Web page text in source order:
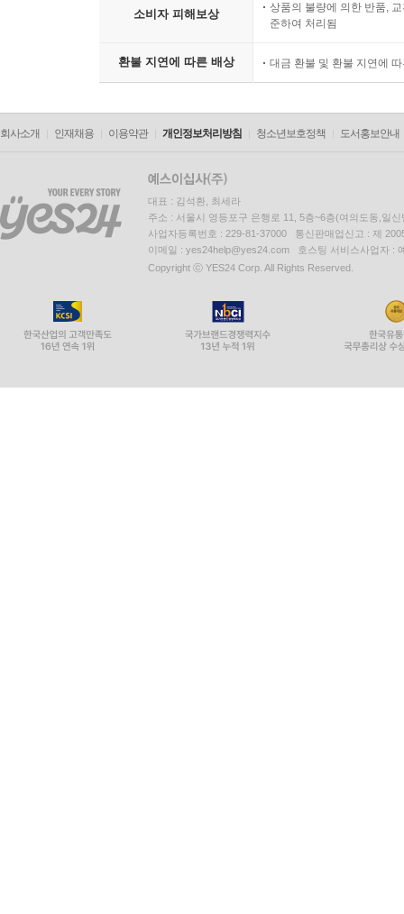
소비자 피해보상
상품의 불량에 의한 반품,
준하여 처리됨
환불 지연에 따른 배상 대금 환불 및 환불 지연에
회사소개 인재채용 이용약관 개인정보처리방침 청소년보호정책 도서홍보안내
대표 : 김석환, 최세라
주소 : 서울시 영등포구 은행로 11, 5층~6층(여의도동,일신
사업자등록번호 : 229-81-37000 통신판매업신고 : 제
이메일 : yes24help@yes24.com 호스팅 서비스사업자 :
Copyright ⓒ YES24 Corp. All Rights Reserved.